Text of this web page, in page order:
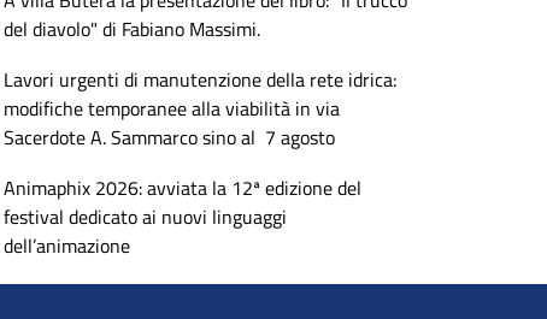
del diavolo" di Fabiano Massimi.
Lavori urgenti di manutenzione della rete idrica:
modifiche temporanee alla viabilità in via
Sacerdote A. Sammarco sino al 7 agosto
Animaphix 2026: avviata la 12ª edizione del
festival dedicato ai nuovi linguaggi
dell’animazione